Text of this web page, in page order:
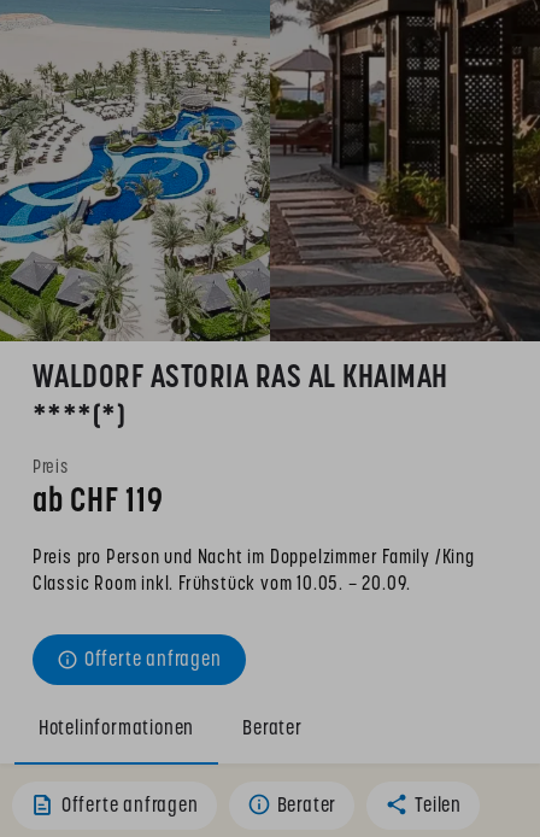
WALDORF ASTORIA RAS AL KHAIMAH
****(*)
Preis
ab CHF 119
Preis pro Person und Nacht im Doppelzimmer Family /King
Classic Room inkl. Frühstück vom 10.05. – 20.09.
Offerte anfragen
Hotelinformationen Berater
Offerte anfragen Berater Teilen